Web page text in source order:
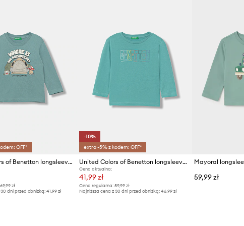
OFF*
United Colors of Benetton longsleeve bawełniany dziecięcy
69,99 zł
dni przed obniżką:41,99 zł
-10%
extra -5% z kodem: OFF*
United Colors of Benetton longsleeve bawełniany dziecięcy
Cena aktualna:
41,99 zł
Cena regularna: 59,99 zł
Najniższa cena z 30 dni przed obniżką: 46,99 zł
59,99 zł